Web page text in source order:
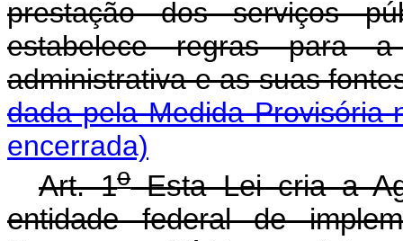
prestação dos serviços
estabelece regras para
administrativa e as
dada pela Medida Provisória
encerrada)
Art. 1oEsta Lei cria a
entidade federal de